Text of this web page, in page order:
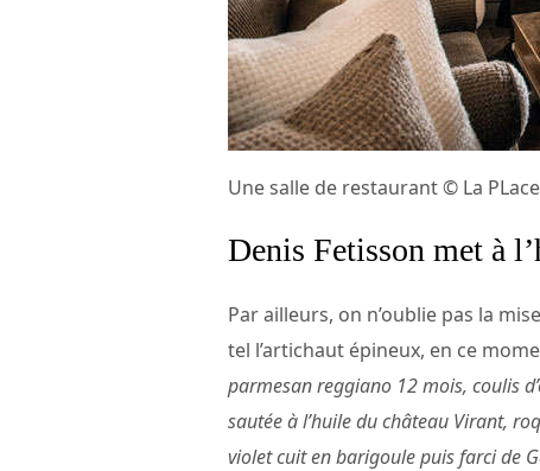
Une salle de restaurant © La
Denis Fetisson met à
Par ailleurs, on n’oublie pas la
tel l’artichaut épineux, en ce
parmesan reggiano 12 mois, coulis
sautée à l’huile du château Virant,
violet cuit en barigoule puis farci de